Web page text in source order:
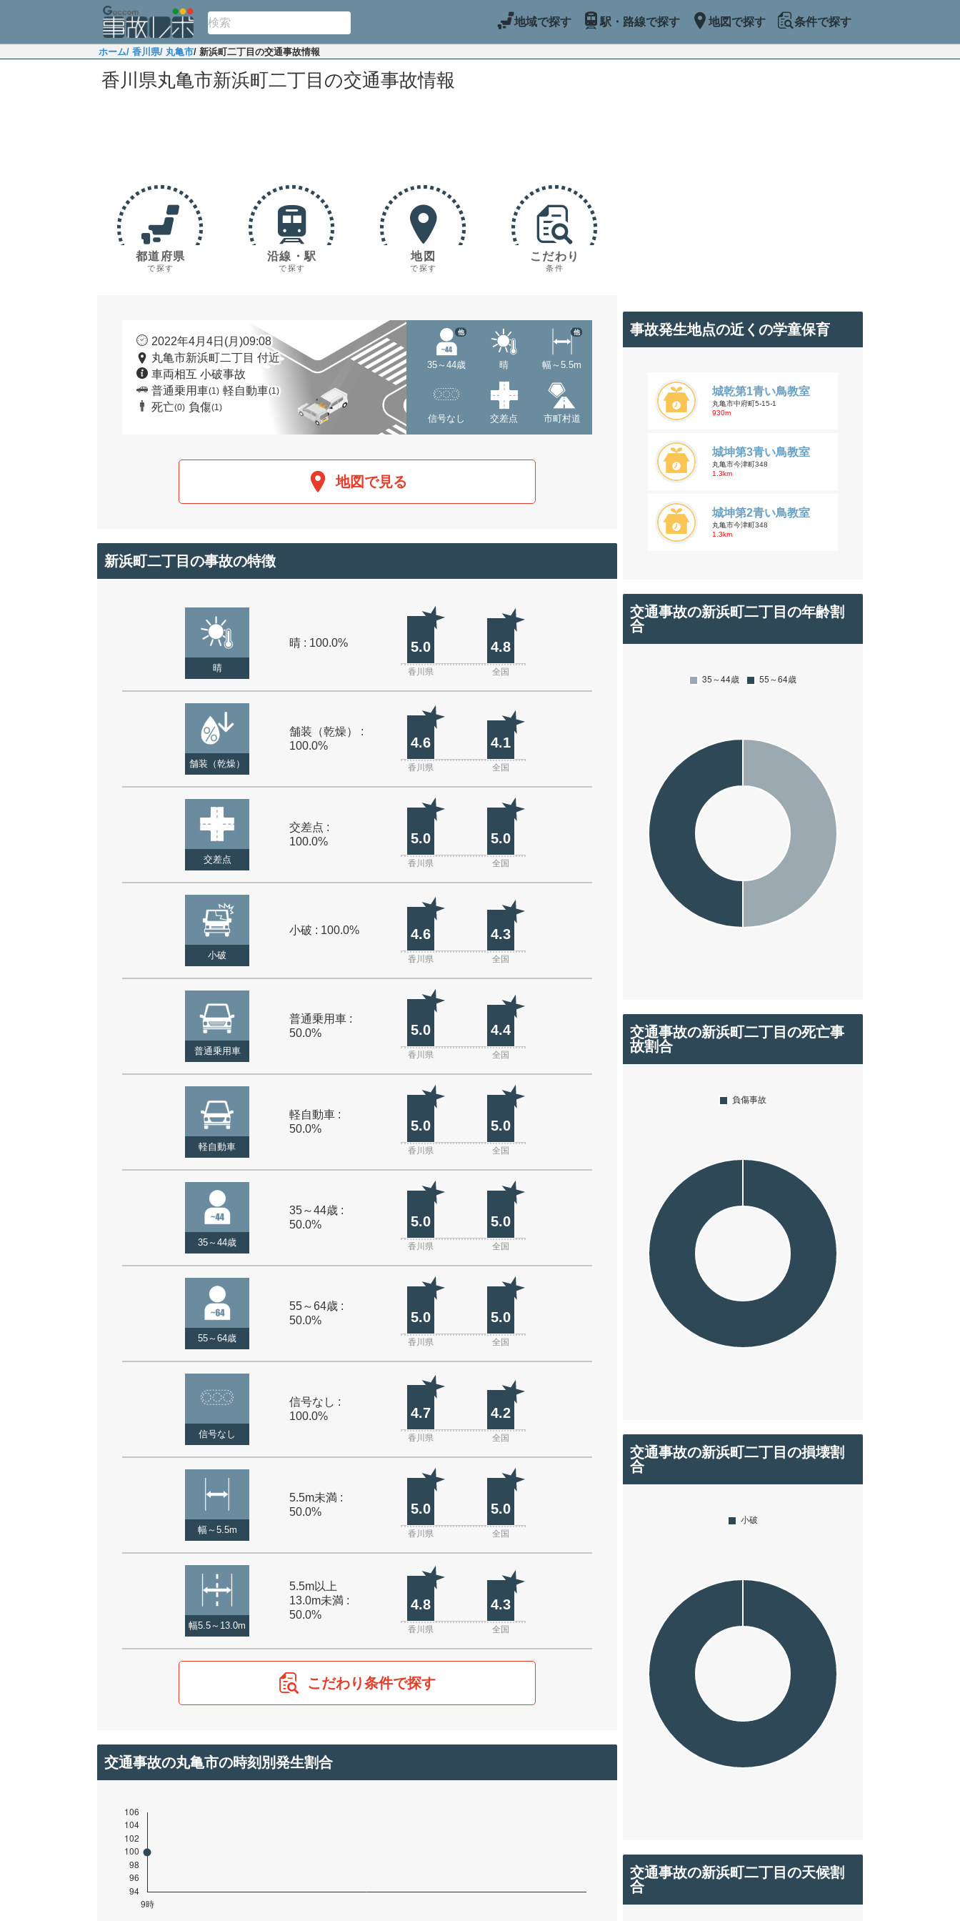
地域で探す 駅・路線で探す 地図で探す 条件で探す
ホーム/ 香川県/ 丸亀市/ 新浜町二丁目の交通事故情報
香川県丸亀市新浜町二丁目の交通事故情報
都道府県
で探す
沿線・駅
で探す
地図
で探す
こだわり
条件
2022年4月4日(月)09:08
丸亀市新浜町二丁目 付近
車両相互 小破事故
普通乗用車(1) 軽自動車(1)
死亡(0) 負傷(1)
35～44歳
他
晴 幅～5.5m
他
信号なし 交差点 市町村道
地図で見る
新浜町二丁目の事故の特徴
晴
晴 : 100.0% 5.0 4.8
香川県 全国
舗装（乾燥）
舗装（乾燥） :
100.0%
4.6 4.1
香川県 全国
交差点
交差点 :
100.0%
5.0 5.0
香川県 全国
小破
小破 : 100.0% 4.6 4.3
香川県 全国
普通乗用車
普通乗用車 :
50.0%
5.0 4.4
香川県 全国
軽自動車
軽自動車 :
50.0%
5.0 5.0
香川県 全国
35～44歳
35～44歳 :
50.0%
5.0 5.0
香川県 全国
55～64歳
55～64歳 :
50.0%
5.0 5.0
香川県 全国
信号なし
信号なし :
100.0%
4.7 4.2
香川県 全国
幅～5.5m
5.5m未満 :
50.0%
5.0 5.0
香川県 全国
幅5.5～13.0m
5.5m以上
13.0m未満 :
50.0%
4.8 4.3
香川県 全国
こだわり条件で探す
交通事故の丸亀市の時刻別発生割合
事故発生地点の近くの学童保育
城乾第1青い鳥教室
丸亀市中府町5-15-1
930m
城坤第3青い鳥教室
丸亀市今津町348
1.3km
城坤第2青い鳥教室
丸亀市今津町348
1.3km
交通事故の新浜町二丁目の年齢割
合
交通事故の新浜町二丁目の死亡事
故割合
交通事故の新浜町二丁目の損壊割
合
交通事故の新浜町二丁目の天候割
合